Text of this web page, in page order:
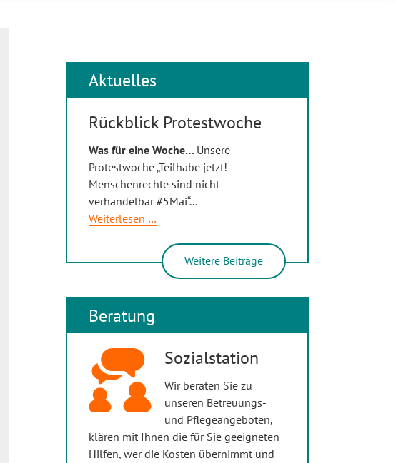
Aktuelles
Rückblick Protestwoche
Was für eine Woche… Unsere
Protestwoche „Teilhabe jetzt! –
Menschenrechte sind nicht
verhandelbar #5Mai“...
Weiterlesen …
Weitere Beiträge
Beratung
Sozialstation
Wir beraten Sie zu
unseren Betreuungs-
und Pflegeangeboten,
klären mit Ihnen die für Sie geeigneten
Hilfen, wer die Kosten übernimmt und